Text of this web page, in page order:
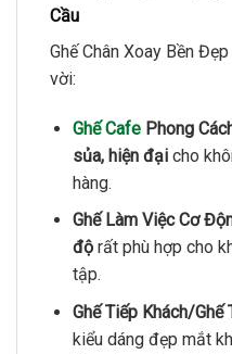
Cầu
Ghế Chân Xoay Bền
vời:
Ghế CafePhong
sủa, hiện đạicho
hàng.
Ghế Làm Việc Cơ
độrất phù hợp cho
tập.
Ghế Tiếp Khách/Ghế
kiểu dáng đẹp mắt